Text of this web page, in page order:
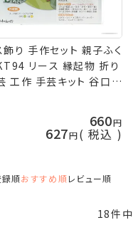
飾り 手作セット 親子ふく
リース 縁起物 折り
工作 手芸キット 谷口松
手芸の山久
660
627 税込
順おすすめ順レビュー順
18件中